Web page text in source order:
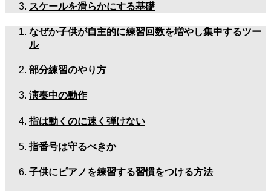
スケールを滑らかにする基礎
なぜか子供が自主的に練習回数を増やし集中するツー
ル
部分練習のやり方
演奏中の動作
指は動くのに速く弾けない
指番号は守るべきか
子供にピアノを練習する習慣をつける方法